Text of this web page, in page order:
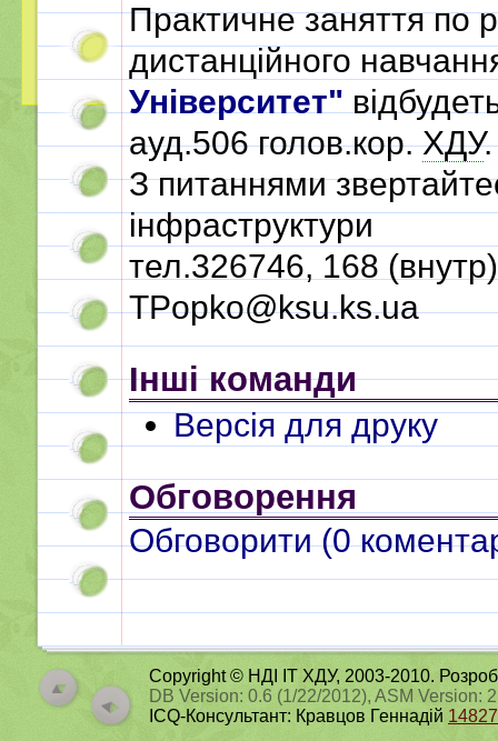
Практичне заняття по
дистанційного
Університет"
ауд.506 голов.кор.ХДУ.
З питаннями
інфраструктури
тел.326746, 168
TPopko@ksu.ks.ua
Інші команди
Версія для друку
Обговорення
Обговорити (0
Copyright © НДІ ІТ ХДУ, 2003-2010.
DB Version: 0.6 (1/22/2012), ASM Version:
ICQ-Консультант: Кравцов Геннадій